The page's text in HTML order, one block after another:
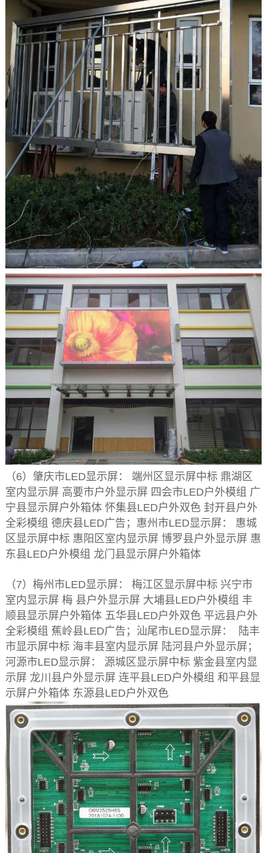
（6）肇庆市LED显示屏： 端州区显示屏中标 鼎湖区
室内显示屏 高要市户外显示屏 四会市LED户外模组 广
宁县显示屏户外箱体 怀集县LED户外双色 封开县户外
全彩模组 德庆县LED广告；惠州市LED显示屏： 惠城
区显示屏中标 惠阳区室内显示屏 博罗县户外显示屏 惠
东县LED户外模组 龙门县显示屏户外箱体
（7）梅州市LED显示屏： 梅江区显示屏中标 兴宁市
室内显示屏 梅 县户外显示屏 大埔县LED户外模组 丰
顺县显示屏户外箱体 五华县LED户外双色 平远县户外
全彩模组 蕉岭县LED广告；汕尾市LED显示屏： 陆丰
市显示屏中标 海丰县室内显示屏 陆河县户外显示屏；
河源市LED显示屏： 源城区显示屏中标 紫金县室内显
示屏 龙川县户外显示屏 连平县LED户外模组 和平县显
示屏户外箱体 东源县LED户外双色